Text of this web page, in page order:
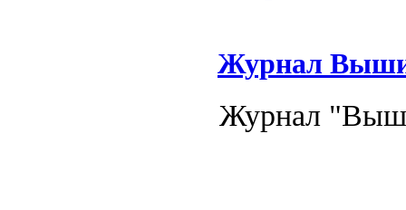
Журнал
Журнал